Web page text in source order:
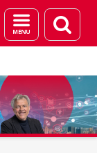
Menu
en